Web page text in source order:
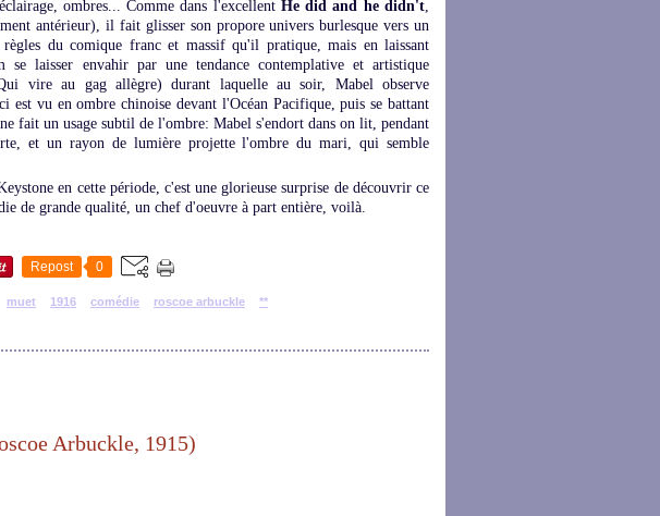
ombres... Comme dans l'excellent He did and he didn't,
antérieur), il fait glisser son propore univers burlesque vers un
du comique franc et massif qu'il pratique, mais en laissant
se laisser envahir par une tendance contemplative et artistique
vire au gag allègre) durant laquelle au soir, Mabel observe
est vu en ombre chinoise devant l'Océan Pacifique, puis se battant
fait un usage subtil de l'ombre: Mabel s'endort dans on lit, pendant
et un rayon de lumière projette l'ombre du mari, qui semble
en cette période, c'est une glorieuse surprise de découvrir ce
de grande qualité, un chef d'oeuvre à part entière, voilà.
Repost 0
muet 1916 comédie roscoe arbuckle **
Arbuckle, 1915)